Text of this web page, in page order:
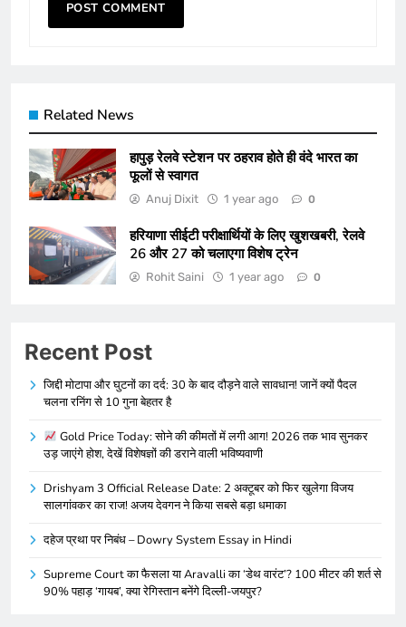
Related News
हापुड़ रेलवे स्टेशन पर ठहराव होते ही वंदे भारत का
फूलों से स्वागत
Anuj Dixit 1 year ago 0
हरियाणा सीईटी परीक्षा​र्थियों के लिए खुशखबरी, रेलवे
26 और 27 को चलाएगा विशेष ट्रेन
Rohit Saini 1 year ago 0
Recent Post
जिद्दी मोटापा और घुटनों का दर्द: 30 के बाद दौड़ने वाले सावधान! जानें क्यों पैदल
चलना रनिंग से 10 गुना बेहतर है
Gold Price Today: सोने की कीमतों में लगी आग! 2026 तक भाव सुनकर
उड़ जाएंगे होश, देखें विशेषज्ञों की डराने वाली भविष्यवाणी
Drishyam 3 Official Release Date: 2 अक्टूबर को फिर खुलेगा विजय
सालगांवकर का राज! अजय देवगन ने किया सबसे बड़ा धमाका
दहेज प्रथा पर निबंध – Dowry System Essay in Hindi
Supreme Court का फैसला या Aravalli का ‘डेथ वारंट’? 100 मीटर की शर्त से
90% पहाड़ ‘गायब’, क्या रेगिस्तान बनेंगे दिल्ली-जयपुर?